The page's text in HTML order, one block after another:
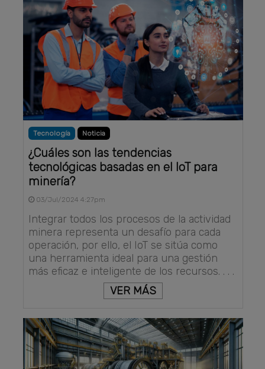
Tecnología Noticia
¿Cuáles son las tendencias
tecnológicas basadas en el IoT para
minería?
03/Jul/2024 4:27pm
Integrar todos los procesos de la actividad
minera representa un desafío para cada
operación, por ello, el IoT se sitúa como
una herramienta ideal para una gestión
más eficaz e inteligente de los recursos. . . .
VER MÁS